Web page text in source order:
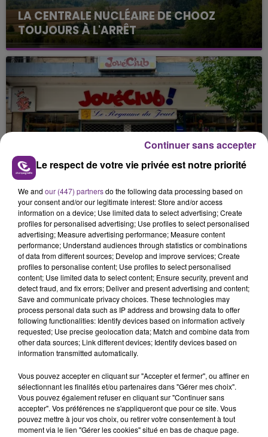
LA CENTRALE NUCLÉAIRE DE CHOOZ
TOUJOURS À L'ARRÊT
Cela fait déjà une semaine que la centrale
nucléaire ardennaise est à l'arrêt. Une situation
justifiée par la sécheresse intense qui est toujours
présente.
LE MAGASIN JOUÉCLUB DE REIMS FERME
SES PORTES
C'était l'une des institutions du centre-ville
rémois. Le magasin JouéClub est contraint de
fermer ses portes.
TITRES DIFFUSÉS
7h03
7h03
JASON DERULO
Want To Want Me
7h00
7h00
TEDDY SWIMS
Mr Know It All
6h56
6h56 6h53
6h53
Le respect de votre vie privée est notre priorité
We and our (447) partnersdo the following data processing based on
your consent and/or our legitimate interest: Store and/or access
information on a device; Use limited data to select advertising; Create
profiles for personalised advertising; Use profiles to select personalised
advertising; Measure advertising performance; Measure content
performance; Understand audiences through statistics or combinations
of data from different sources; Develop and improve services; Create
profiles to personalise content; Use profiles to select personalised
content; Use limited data to select content; Ensure security, prevent and
detect fraud, and fix errors; Deliver and present advertising and content;
Save and communicate privacy choices. These technologies may
process personal data such as IP address and browsing data to offer
following functionalities: Identify devices based on information actively
requested; Use precise geolocation data; Match and combine data from
other data sources; Link different devices; Identify devices based on
information transmitted automatically.
Vous pouvez accepter en cliquant sur "Accepter et fermer", ou affiner en
sélectionnant les finalités et/ou partenaires dans "Gérer mes choix".
Vous pouvez également refuser en cliquant sur "Continuer sans
accepter". Vos préférences ne s'appliqueront que pour ce site. Vous
pouvez mettre à jour vos choix, ou retirer votre consentement à tout
moment via le lien "Gérer les cookies" situé en bas de chaque page.
Continuer sans accepter